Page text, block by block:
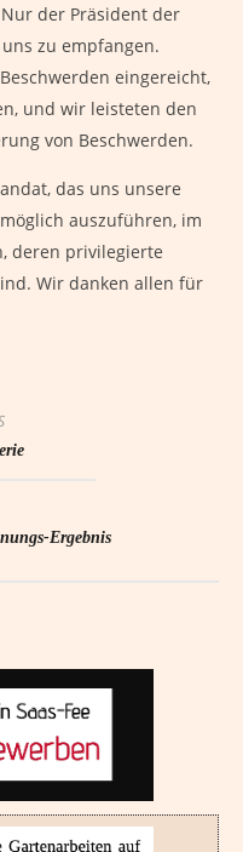
der Präsident der
zu empfangen.
eingereicht,
und wir leisteten den
von Beschwerden.
das uns unsere
auszuführen, im
deren privilegierte
Wir danken allen für
Ergebnis